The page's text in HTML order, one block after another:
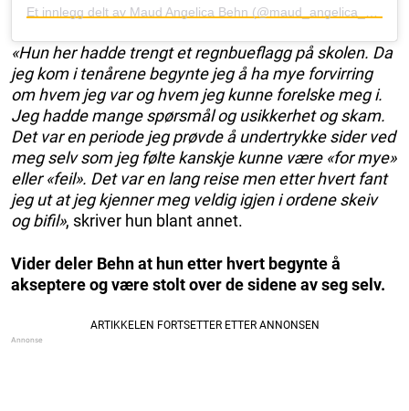
«Hun her hadde trengt et regnbueflagg på skolen. Da
jeg kom i tenårene begynte jeg å ha mye forvirring
om hvem jeg var og hvem jeg kunne forelske meg i.
Jeg hadde mange spørsmål og usikkerhet og skam.
Det var en periode jeg prøvde å undertrykke sider ved
meg selv som jeg følte kanskje kunne være «for mye»
eller «feil». Det var en lang reise men etter hvert fant
jeg ut at jeg kjenner meg veldig igjen i ordene skeiv
og bifil», skriver hun blant annet.
Vider deler Behn at hun etter hvert begynte å
akseptere og være stolt over de sidene av seg selv.